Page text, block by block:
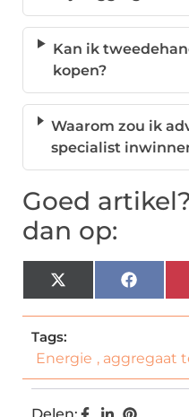
Kan ik
kopen?
Waarom zou ik
specialist
Goed
dan op:
X
(Twitter)
Tags:
Energie , aggregaat